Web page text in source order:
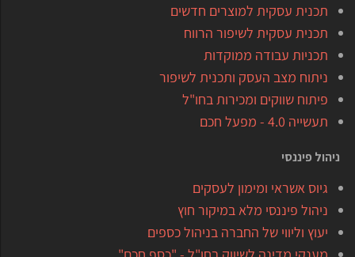
תכנית עסקית למוצרים חדשים
תכנית עסקית לשיפור הרווח
תכניות עבודה ממוקדות
ניתוח מצב העסק ותכנית לשיפור
פיתוח שווקים ומכירות בחו"ל
תעשייה 4.0 - מפעל חכם
ניהול פיננסי
גיוס אשראי ומימון לעסקים
ניהול פיננסי מלא במיקור חוץ
יעוץ וליווי של החברה בניהול כספים